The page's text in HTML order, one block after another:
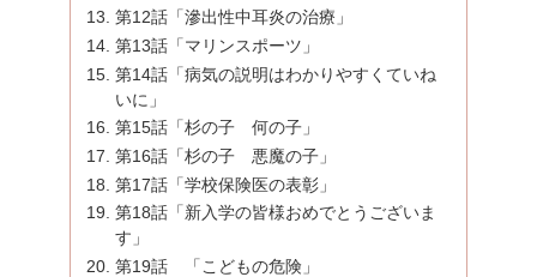
第12話「滲出性中耳炎の治療」
第13話「マリンスポーツ」
第14話「病気の説明はわかりやすくていね
いに」
第15話「杉の子 何の子」
第16話「杉の子 悪魔の子」
第17話「学校保険医の表彰」
第18話「新入学の皆様おめでとうございま
す」
第19話 「こどもの危険」